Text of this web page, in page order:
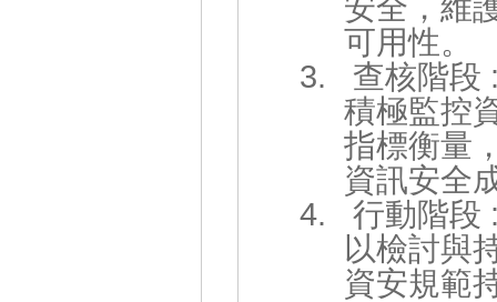
安全，維
可用性。
3. 查核階段
積極監控
指標衡量
資訊安全
4. 行動階段
以檢討與
資安規範